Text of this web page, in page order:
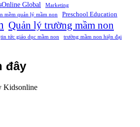
Global Marketing
mềm quản lý mầm non Preschool Education
Quản lý trường mầm non
tin tức giáo dục mầm non
trường mầm non hiện đại
đây
Kidsonline